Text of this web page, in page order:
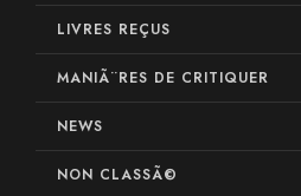
LIVRES REÇUS
MANIÃ¨RES DE CRITIQUER
NEWS
NON CLASSÃ©